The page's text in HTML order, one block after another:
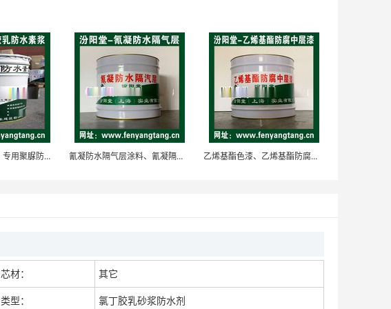
地铁与隧道防水氯丁胶乳/阳离子氯丁胶乳液/管片嵌缝
面议
面议
聚脲、聚脲涂料、 专用聚脲防水防腐防护涂料 氰凝防水隔气层涂料、氰凝隔气层, 钢架桥梁防水防腐 乙烯基酯色漆、乙烯基酯防腐中层漆，具有良好的防水性
芯材： 其它
类型： 氯丁胶乳砂浆防水剂